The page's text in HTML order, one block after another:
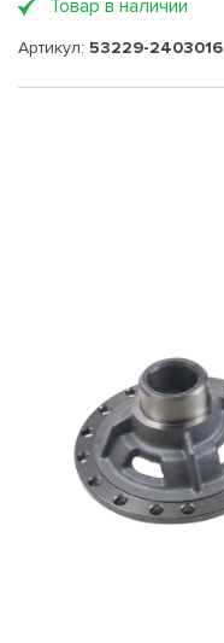
Товар в наличии
Артикул: 53229-2403016